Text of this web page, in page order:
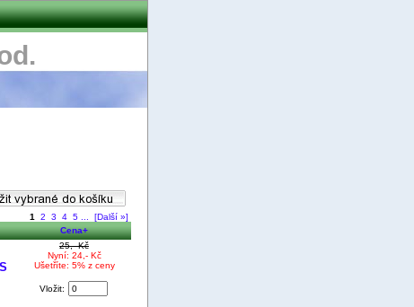
1 2 3 4 5
[Další »]
Cena+
25,- Kč
Nyní: 24,- Kč
Ušetříte: 5% z ceny
Vložit: